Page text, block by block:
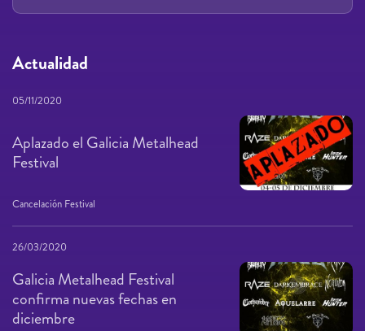
Actualidad
05/11/2020
Aplazado el Galicia Metalhead
Festival
Cancelación Festival
26/03/2020
Galicia Metalhead Festival
confirma nuevas fechas en
diciembre